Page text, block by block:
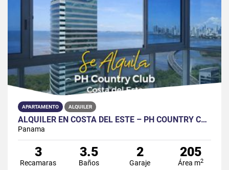
APARTAMENTO ALQUILER
ALQUILER EN COSTA DEL ESTE – PH COUNTRY CLUB
Panama
3
Recamaras
3.5
Baños
2
Garaje
205
Área m2